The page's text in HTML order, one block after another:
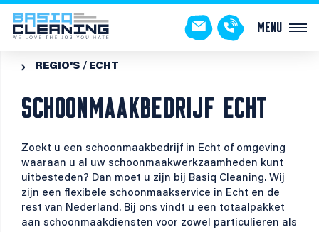
Menu
 REGIO'S ECHT
SCHOONMAAKBEDRIJF ECHT
Zoekt u een schoonmaakbedrijf in Echt of omgeving
waaraan u al uw schoonmaakwerkzaamheden kunt
uitbesteden? Dan moet u zijn bij Basiq Cleaning. Wij
zijn een flexibele schoonmaakservice in Echt en de
rest van Nederland. Bij ons vindt u een totaalpakket
aan schoonmaakdiensten voor zowel particulieren als